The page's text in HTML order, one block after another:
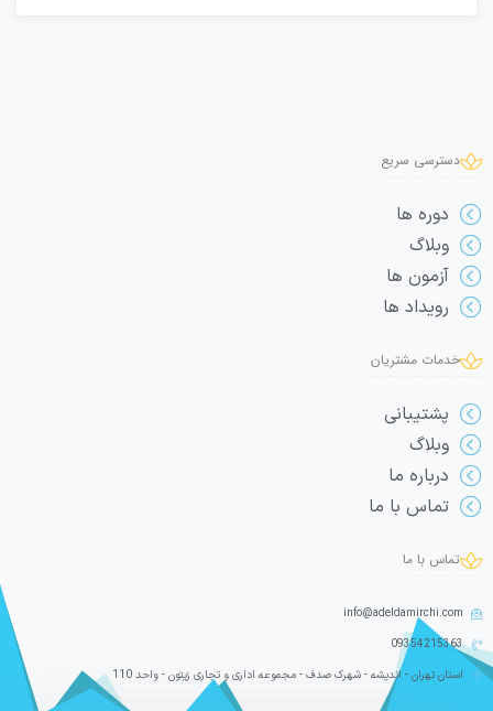
دسترسی سریع
دوره ها
وبلاگ
آزمون ها
رویداد ها
خدمات مشتریان
پشتیبانی
وبلاگ
درباره ما
تماس با ما
تماس با ما
info@adeldamirchi.com
09354215363
استان تهران - اندیشه - شهرک صدف - مجموعه اداری و تجاری زیتون - واحد 110